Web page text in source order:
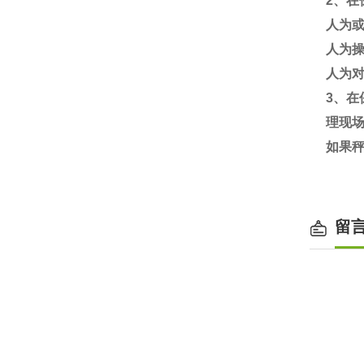
人为
人为
人为
3、在
理现
如果
留